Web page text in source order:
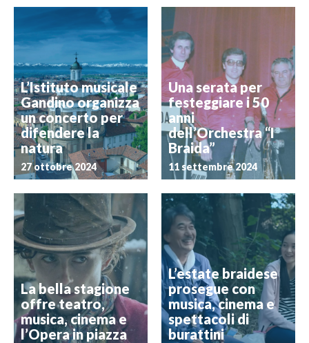
L’Istituto musicale
Gandino organizza
un concerto per
difendere la
natura
27 ottobre 2024
Una serata per
festeggiare i 50
anni
dell’Orchestra “I
Braida”
11 settembre 2024
La bella stagione
offre teatro,
musica, cinema e
l’Opera in piazza
L’estate braidese
prosegue con
musica, cinema e
spettacoli di
burattini